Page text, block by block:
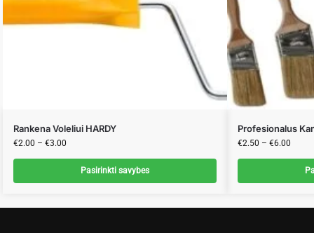
Rankena Voleliui HARDY
€2.00 – €3.00
Pasirinkti savybes
Profesionalus
€2.50 – €6.00